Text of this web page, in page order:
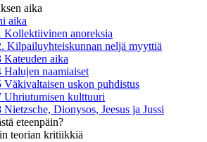
aika
aika
Kollektiivinen anoreksia
Kilpailuyhteiskunnan neljä myyttiä
Kateuden aika
Halujen naamiaiset
Väkivaltaisen uskon puhdistus
Uhriutumisen kulttuuri
Nietzsche, Dionysos, Jeesus ja Jussi
eteenpäin?
teorian kritiikkiä